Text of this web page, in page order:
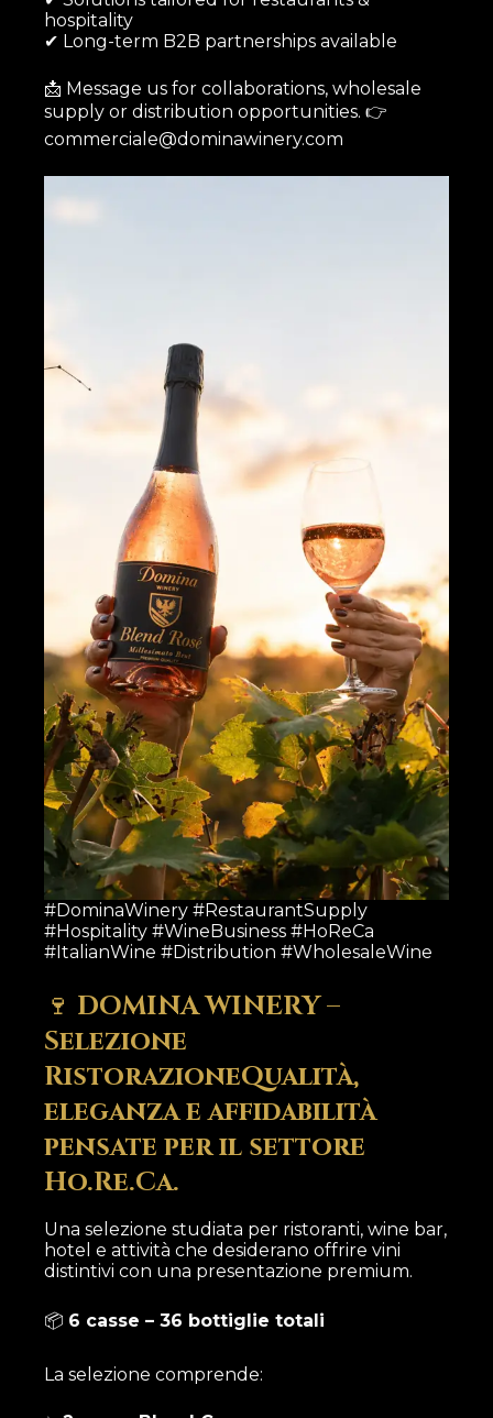
hospitality
✔ Long-term B2B partnerships available
📩 Message us for collaborations, wholesale
supply or distribution opportunities. 👉
commerciale@dominawinery.com
#DominaWinery #RestaurantSupply
#Hospitality #WineBusiness #HoReCa
#ItalianWine #Distribution #WholesaleWine
🍷 DOMINA WINERY –
Selezione
RistorazioneQualità,
eleganza e affidabilità
pensate per il settore
Ho.Re.Ca.
Una selezione studiata per ristoranti, wine bar,
hotel e attività che desiderano offrire vini
distintivi con una presentazione premium.
📦 6 casse – 36 bottiglie totali
La selezione comprende: